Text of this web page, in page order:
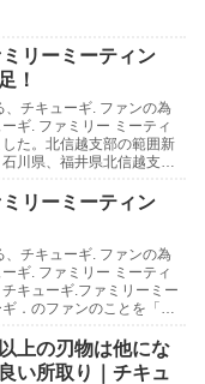
ミリーミーティン
！
チキューギ. ファンの為
ギ. ファミリー ミーティ
た。北信越支部の範囲新
川県、福井県北信越支部
ミリーミーティン
チキューギ. ファンの為
ギ. ファミリー ミーティ
キューギ.ファミリーミー
．のファンのことを「チ
上の刃物は他にな
い所取り｜チキュ